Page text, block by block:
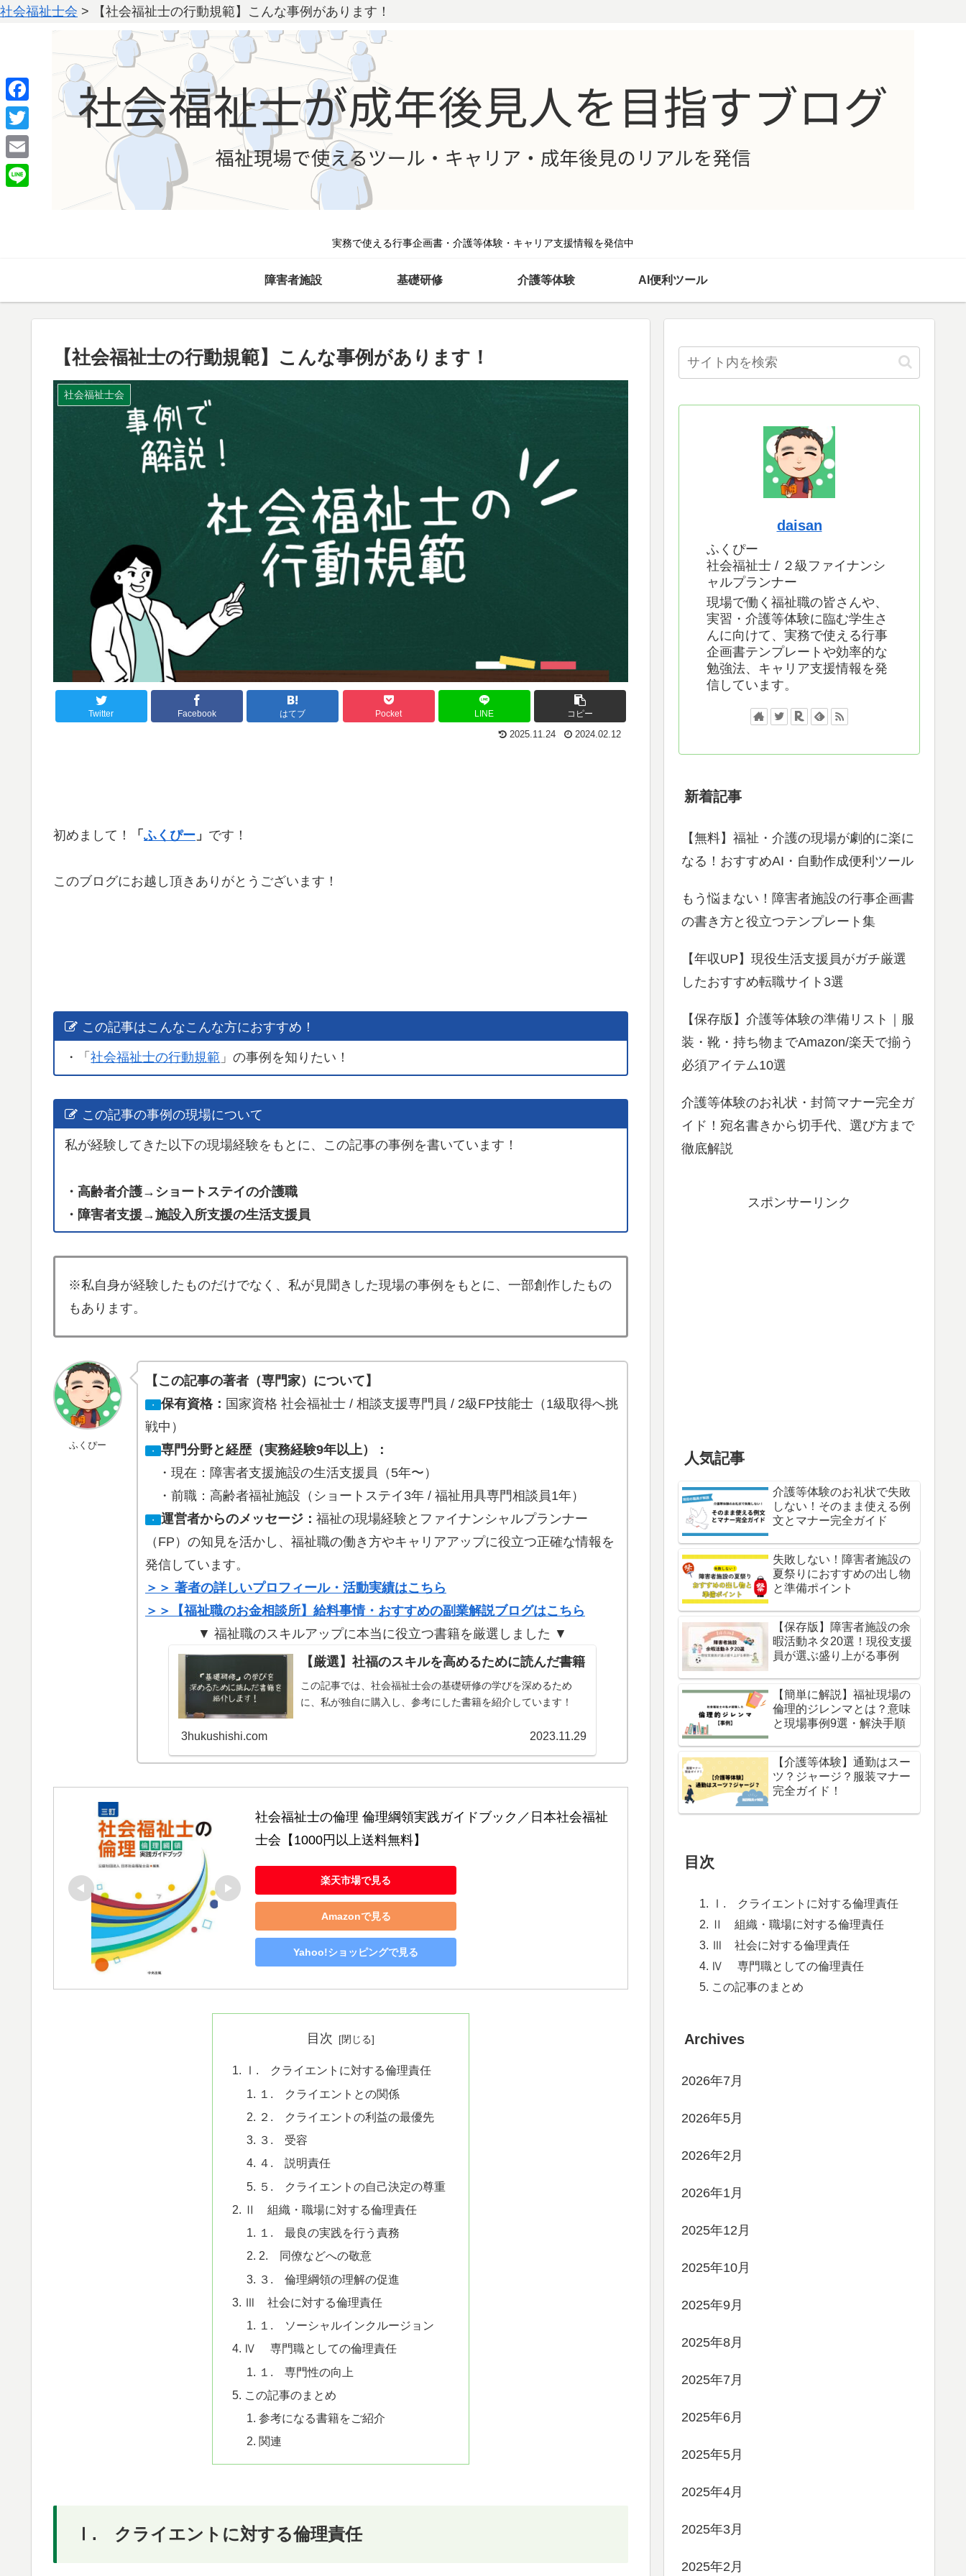
社会福祉士会 > 【社会福祉士の行動規範】こんな事例があります！
実務で使える行事企画書・介護等体験・キャリア支援情報を発信中
障害者施設 基礎研修 介護等体験 AI便利ツール
【社会福祉士の行動規範】こんな事例があります！
社会福祉士会
Twitter Facebook はてブ Pocket LINE コピー
2025.11.24 2024.02.12
初めまして！ 「 ふくぴー 」 です！
このブログにお越し頂きありがとうございます！
この記事はこんなこんな方におすすめ！
・「社会福祉士の行動規範 」の事例を知りたい！
この記事の事例の現場について
私が経験してきた以下の現場経験をもとに、この記事の事例を書いています！
・高齢者介護→ショートステイの介護職
・障害者支援→施設入所支援の生活支援員
※私自身が経験したものだけでなく、私が見聞きした現場の事例をもとに、一部創作したもの
もあります。
ふくぴー
【この記事の著者（専門家）について】
・ 保有資格： 国家資格 社会福祉士 / 相談支援専門員 / 2級FP技能士（1級取得へ挑
戦中）
・
専門分野と経歴（実務経験9年以上）：
・現在：障害者支援施設の生活支援員（5年〜）
・前職：高齢者福祉施設（ショートステイ3年 / 福祉用具専門相談員1年）
・ 運営者からのメッセージ： 福祉の現場経験とファイナンシャルプランナー
（FP）の知見を活かし、福祉職の働き方やキャリアアップに役立つ正確な情報を
発信しています。
＞＞ 著者の詳しいプロフィール・活動実績はこちら
＞＞【福祉職のお金相談所】給料事情・おすすめの副業解説ブログはこちら
▼ 福祉職のスキルアップに本当に役立つ書籍を厳選しました ▼
【厳選】社福のスキルを高めるために読んだ書籍
この記事では、社会福祉士会の基礎研修の学びを深めるため
に、私が独自に購入し、参考にした書籍を紹介しています！
3hukushishi.com 2023.11.29
社会福祉士の倫理 倫理綱領実践ガイドブック／日本社会福祉
士会【1000円以上送料無料】
楽天市場で見る
Amazonで見る
Yahoo!ショッピングで見る
目次
Ⅰ. クライエントに対する倫理責任
１. クライエントとの関係
２. クライエントの利益の最優先
３. 受容
４. 説明責任
５. クライエントの自己決定の尊重
Ⅱ 組織・職場に対する倫理責任
１. 最良の実践を行う責務
2. 同僚などへの敬意
３. 倫理綱領の理解の促進
Ⅲ 社会に対する倫理責任
１. ソーシャルインクルージョン
Ⅳ 専門職としての倫理責任
１. 専門性の向上
この記事のまとめ
参考になる書籍をご紹介
関連
Ⅰ. クライエントに対する倫理責任
daisan
ふくぴー
社会福祉士 / ２級ファイナンシ
ャルプランナー
現場で働く福祉職の皆さんや、
実習・介護等体験に臨む学生さ
んに向けて、実務で使える行事
企画書テンプレートや効率的な
勉強法、キャリア支援情報を発
信しています。
新着記事
【無料】福祉・介護の現場が劇的に楽に
なる！おすすめAI・自動作成便利ツール
もう悩まない！障害者施設の行事企画書
の書き方と役立つテンプレート集
【年収UP】現役生活支援員がガチ厳選
したおすすめ転職サイト3選
【保存版】介護等体験の準備リスト｜服
装・靴・持ち物までAmazon/楽天で揃う
必須アイテム10選
介護等体験のお礼状・封筒マナー完全ガ
イド！宛名書きから切手代、選び方まで
徹底解説
スポンサーリンク
人気記事
介護等体験のお礼状で失敗
しない！そのまま使える例
文とマナー完全ガイド
失敗しない！障害者施設の
夏祭りにおすすめの出し物
と準備ポイント
【保存版】障害者施設の余
暇活動ネタ20選！現役支援
員が選ぶ盛り上がる事例
【簡単に解説】福祉現場の
倫理的ジレンマとは？意味
と現場事例9選・解決手順
【介護等体験】通勤はスー
ツ？ジャージ？服装マナー
完全ガイド！
目次
Ⅰ. クライエントに対する倫理責任
Ⅱ 組織・職場に対する倫理責任
Ⅲ 社会に対する倫理責任
Ⅳ 専門職としての倫理責任
この記事のまとめ
Archives
2026年7月
2026年5月
2026年2月
2026年1月
2025年12月
2025年10月
2025年9月
2025年8月
2025年7月
2025年6月
2025年5月
2025年4月
2025年3月
2025年2月
F
a
c
e
T
w
i
E